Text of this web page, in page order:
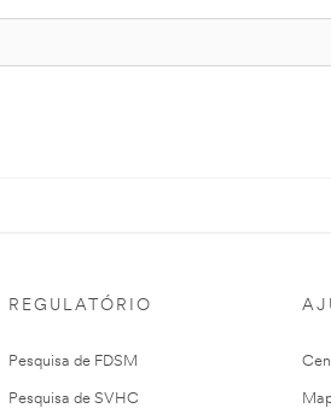
REGULATÓRIO
Pesquisa de FDSM
Pesquisa de SVHC